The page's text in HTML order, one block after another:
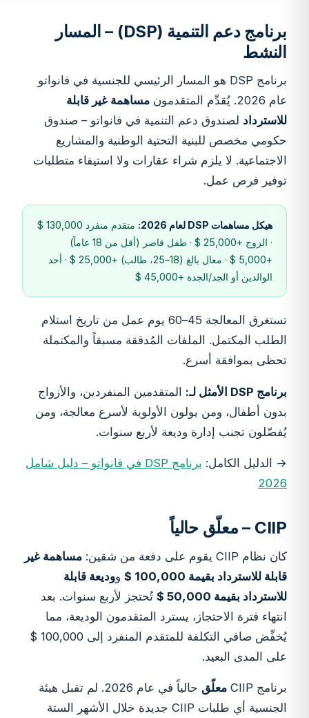
برنامج دعم التنمية (DSP) – المسار
النشط
برنامج DSP هو المسار الرئيسي للجنسية في فانواتو
عام 2026. يُقدِّم المتقدمون
مساهمة غير قابلة
للاستردادلصندوق دعم التنمية في فانواتو – صندوق
حكومي مخصص للبنية التحتية الوطنية والمشاريع
الاجتماعية. لا يلزم شراء عقارات ولا استيفاء متطلبات
توفير فرص عمل.
هيكل مساهمات DSP لعام 2026:
متقدم منفرد 130,000 $
· الزوج +25,000 $ · طفل قاصر (أقل من 18 عاماً)
+5,000 $ · معال بالغ (18–25، طالب) +25,000 $ · أحد
الوالدين أو الجد/الجدة +45,000 $
تستغرق المعالجة 45–60 يوم عمل من تاريخ استلام
الطلب المكتمل. الملفات المُدققة مسبقاً والمكتملة
تحظى بموافقة أسرع.
برنامج DSP الأمثل لـ:
المتقدمين المنفردين، والأزواج
بدون أطفال، ومن يولون الأولوية لأسرع معالجة، ومن
يُفضّلون تجنب إدارة وديعة لأربع سنوات.
→ الدليل الكامل:
برنامج DSP في فانواتو – دليل شامل
2026
CIIP – معلّق حالياً
كان نظام CIIP يقوم على دفعة من شقين:
مساهمة غير
قابلة للاسترداد بقيمة 100,000 $
ووديعة قابلة
للاسترداد بقيمة 50,000 $
تُحتجز لأربع سنوات. بعد
انتهاء فترة الاحتجاز، يسترد المتقدمون الوديعة، مما
يُخفِّض صافي التكلفة للمتقدم المنفرد إلى 100,000 $
على المدى البعيد.
برنامج CIIP معلّق
حالياً في عام 2026. لم تقبل هيئة
الجنسية أي طلبات CIIP جديدة خلال الأشهر الستة